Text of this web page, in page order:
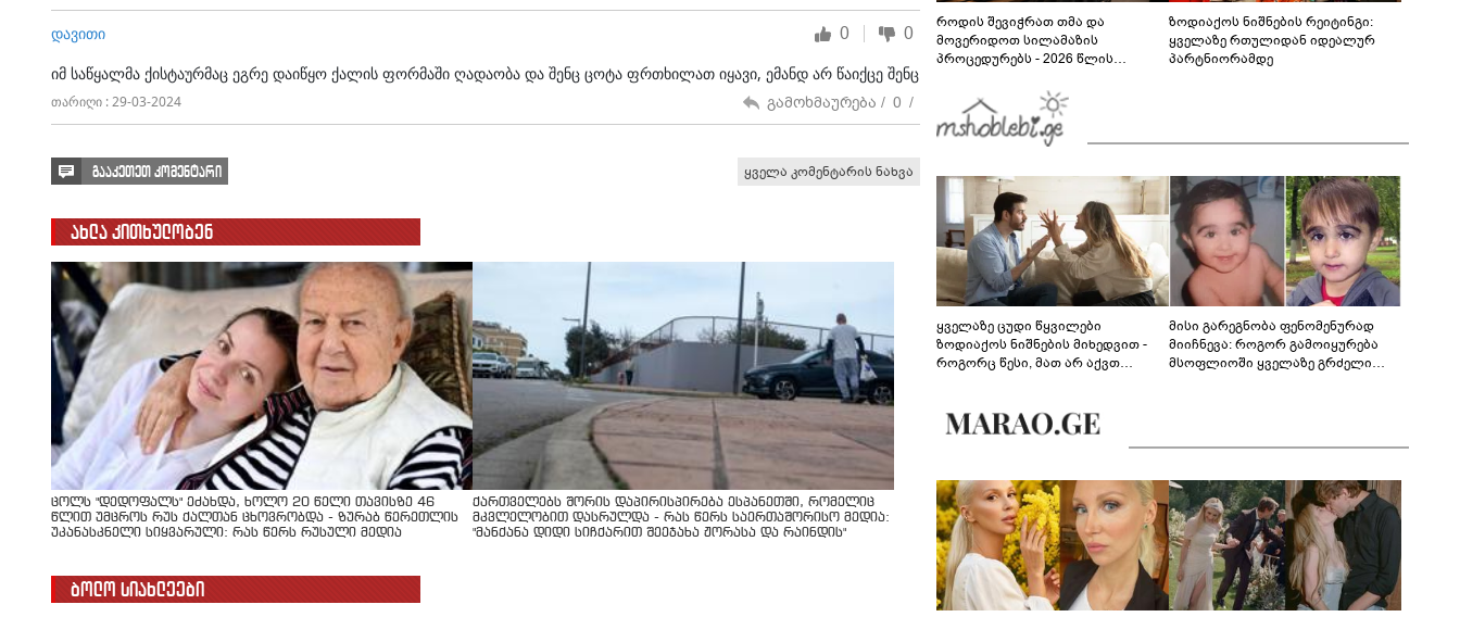
დავითი 0 0
იმ საწყალმა ქისტაურმაც ეგრე დაიწყო ქალის ფორმაში ღადაობა და შენც ცოტა ფრთხილათ იყავი, ემანდ არ წაიქცე შენც
თარიღი : 29-03-2024 გამოხმაურება / 0 /
გააკეთეთ კომენტარი ყველა კომენტარის ნახვა
ახლა კითხულობენ
ცოლს "დედოფალს" ეძახდა, ხოლო 20 წელი თავისზე 46
წლით უმცროს რუს ქალთან ცხოვრობდა - ზურაბ წერეთლის
უკანასკნელი სიყვარული: რას წერს რუსული მედია
ქართველებს შორის დაპირისპირება ესპანეთში, რომელიც
მკვლელობით დასრულდა - რას წერს საერთაშორისო მედია:
"მანქანა დიდი სიჩქარით შეეჯახა ჟორასა და რაინდის"
ბოლო სიახლეები
როდის შევიჭრათ თმა და
მოვერიდოთ სილამაზის
პროცედურებს - 2026 წლის
გზამკვლევი
ზოდიაქოს ნიშნების რეიტინგი:
ყველაზე რთულიდან იდეალურ
პარტნიორამდე
ყველაზე ცუდი წყვილები
ზოდიაქოს ნიშნების მიხედვით -
როგორც წესი, მათ არ აქვთ
მისი გარეგნობა ფენომენურად
მიიჩნევა: როგორ გამოიყურება
მსოფლიოში ყველაზე გრძელი